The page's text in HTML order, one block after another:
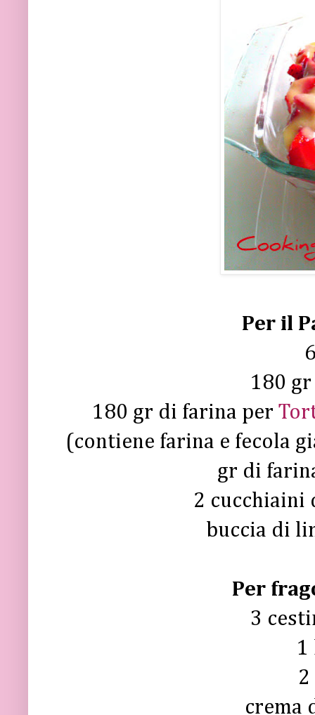
Per il
180
180 gr di farina per
(contiene farina e fecola
gr di
2
buccia di
Per
3
1
2
crema